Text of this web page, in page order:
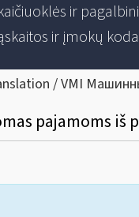
ir
ir įmokų
/ VMI
pajamoms